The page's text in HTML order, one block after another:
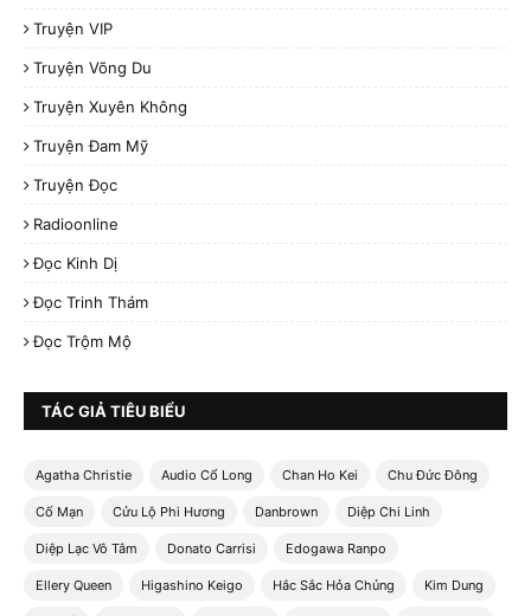
Truyện VIP
Truyện Võng Du
Truyện Xuyên Không
Truyện Đam Mỹ
Truyện Đọc
Radioonline
Đọc Kinh Dị
Đọc Trinh Thám
Đọc Trộm Mộ
TÁC GIẢ TIÊU BIỂU
Agatha Christie Audio Cổ Long Chan Ho Kei Chu Đức Đông
Cố Mạn Cửu Lộ Phi Hương Danbrown Diệp Chi Linh
Diệp Lạc Vô Tâm Donato Carrisi Edogawa Ranpo
Ellery Queen Higashino Keigo Hắc Sắc Hỏa Chủng Kim Dung